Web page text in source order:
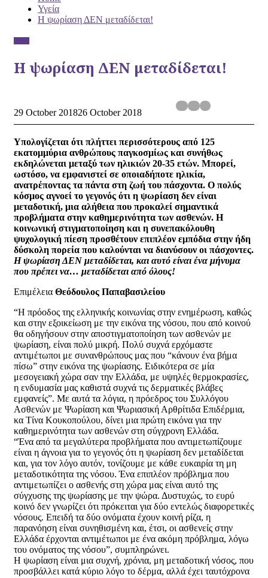
Υγεία
Η ψωρίαση ΔΕΝ μεταδίδεται!
Η ψωρίαση ΔΕΝ μεταδίδεται!
29 October 201826 October 2018
Υπολογίζεται ότι πλήττει περισσότερους από 125
εκατομμύρια ανθρώπους παγκοσμίως και συνήθως
εκδηλώνεται μεταξύ των ηλικιών 20-35 ετών. Μπορεί,
ωστόσο, να εμφανιστεί σε οποιαδήποτε ηλικία,
ανατρέποντας τα πάντα στη ζωή του πάσχοντα. Ο πολύς
κόσμος αγνοεί το γεγονός ότι η ψωρίαση δεν είναι
μεταδοτική, μια αλήθεια που προκαλεί σημαντικά
προβλήματα στην καθημερινότητα των ασθενών. Η
κοινωνική στιγματοποίηση και η συνεπακόλουθη
ψυχολογική πίεση προσθέτουν επιπλέον εμπόδια στην ήδη
δύσκολη πορεία που καλούνται να διανύσουν οι πάσχοντες.
Η ψωρίαση ΔΕΝ μεταδίδεται, και αυτό είναι ένα μήνυμα
που πρέπει να… μεταδίδεται από όλους!
Επιμέλεια Θεόδουλος Παπαβασιλείου
“Η πρόοδος της ελληνικής κοινωνίας στην ενημέρωση, καθώς
και στην εξοικείωση με την εικόνα της νόσου, που από κοινού
θα οδηγήσουν στην αποστιγματοποίηση των ασθενών με
ψωρίαση, είναι πολύ μικρή. Πολύ συχνά ερχόμαστε
αντιμέτωποι με συνανθρώπους μας που “κάνουν ένα βήμα
πίσω” στην εικόνα της ψωρίασης. Ειδικότερα σε μία
μεσογειακή χώρα σαν την Ελλάδα, με υψηλές θερμοκρασίες,
η ενδυμασία μας καθιστά συχνά τις δερματικές βλάβες
εμφανείς”. Με αυτά τα λόγια, η πρόεδρος του Συλλόγου
Ασθενών με Ψωρίαση και Ψωριασική Αρθρίτιδα Επιδέρμια,
κα Τίνα Κουκοπούλου, δίνει μια πρώτη εικόνα για την
καθημερινότητα των ασθενών στη σύγχρονη Ελλάδα.
“Ένα από τα μεγαλύτερα προβλήματα που αντιμετωπίζουμε
είναι η άγνοια για το γεγονός ότι η ψωρίαση δεν μεταδίδεται
και, για τον λόγο αυτόν, τονίζουμε με κάθε ευκαιρία τη μη
μεταδοτικότητα της νόσου. Ένα επιπλέον πρόβλημα που
αντιμετωπίζει ο ασθενής στη χώρα μας είναι αυτό της
σύγχυσης της ψωρίασης με την ψώρα. Δυστυχώς, το ευρύ
κοινό δεν γνωρίζει ότι πρόκειται για δύο εντελώς διαφορετικές
νόσους. Επειδή τα δύο ονόματα έχουν κοινή ρίζα, η
παρανόηση είναι συνηθισμένη και, έτσι, οι ασθενείς στην
Ελλάδα έρχονται αντιμέτωποι με ένα ακόμη πρόβλημα, λόγω
του ονόματος της νόσου”, συμπληρώνει.
Η ψωρίαση είναι μια συχνή, χρόνια, μη μεταδοτική νόσος, που
προσβάλλει κατά κύριο λόγο το δέρμα, αλλά έχει ταυτόχρονα